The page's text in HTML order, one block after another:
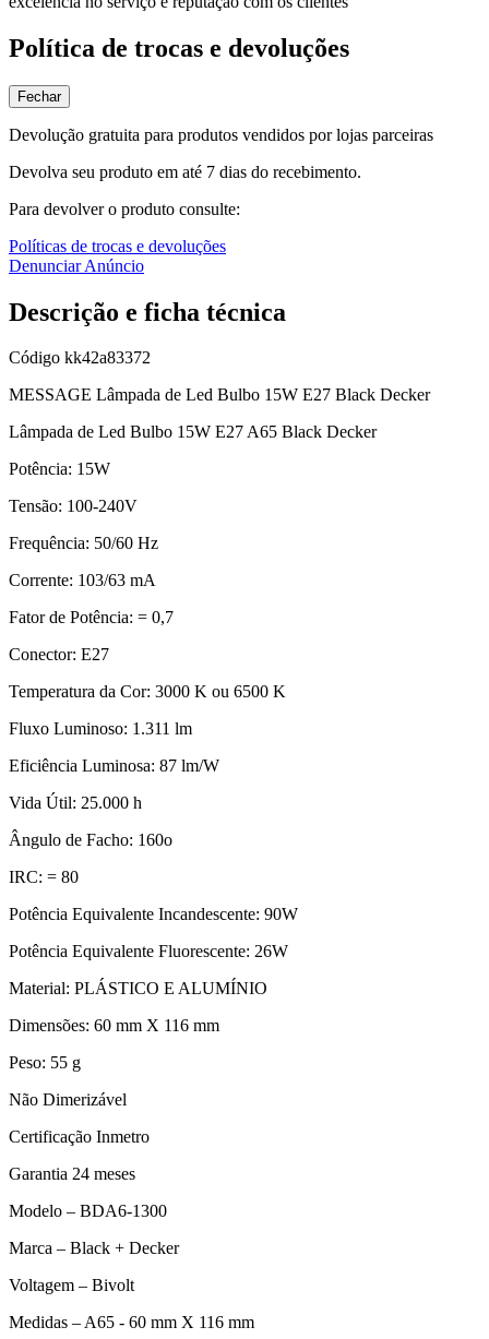
Política de trocas e devoluções
Fechar
Devolução gratuita para produtos vendidos por lojas parceiras
Devolva seu produto em até 7 dias do recebimento.
Para devolver o produto consulte:
Políticas de trocas e devoluções
Denunciar Anúncio
Descrição e ficha técnica
Código kk42a83372
MESSAGE Lâmpada de Led Bulbo 15W E27 Black Decker
Lâmpada de Led Bulbo 15W E27 A65 Black Decker
Potência: 15W
Tensão: 100-240V
Frequência: 50/60 Hz
Corrente: 103/63 mA
Fator de Potência: = 0,7
Conector: E27
Temperatura da Cor: 3000 K ou 6500 K
Fluxo Luminoso: 1.311 lm
Eficiência Luminosa: 87 lm/W
Vida Útil: 25.000 h
Ângulo de Facho: 160o
IRC: = 80
Potência Equivalente Incandescente: 90W
Potência Equivalente Fluorescente: 26W
Material: PLÁSTICO E ALUMÍNIO
Dimensões: 60 mm X 116 mm
Peso: 55 g
Não Dimerizável
Certificação Inmetro
Garantia 24 meses
Modelo – BDA6-1300
Marca – Black + Decker
Voltagem – Bivolt
Medidas – A65 - 60 mm X 116 mm